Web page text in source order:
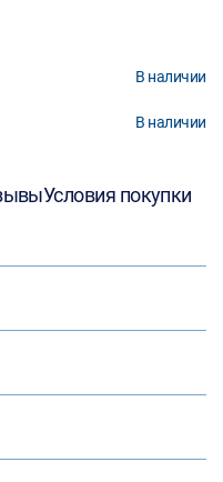
В наличии
В наличии
Условия покупки